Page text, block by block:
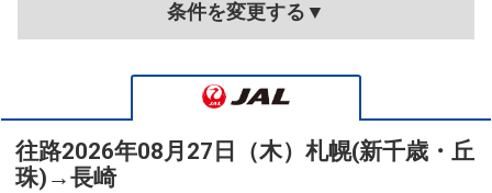
条件を変更する▼
往路2026年08月27日（木） 札幌(新千歳・丘
珠) →長崎